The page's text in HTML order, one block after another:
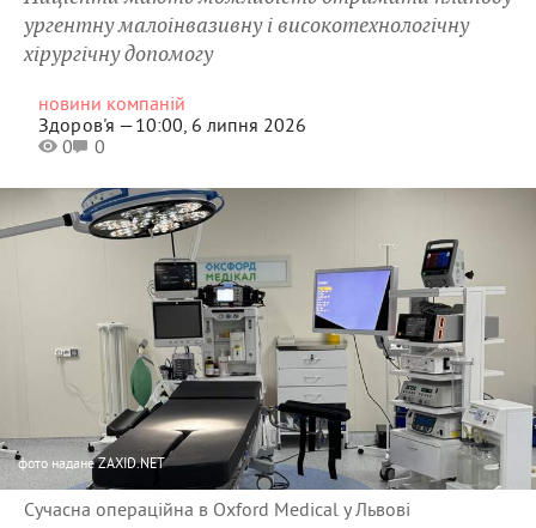
ургентну малоінвазивну і високотехнологічну
хірургічну допомогу
новини компаній
Здоров'я —10:00, 6 липня 2026
0
0
фото надане ZAXID.NET
Сучасна операційна в Oxford Medical у Львові